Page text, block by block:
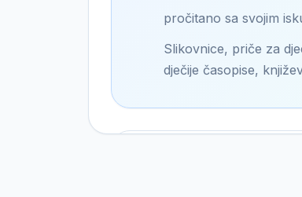
pročitano sa svojim
Slikovnice, priče za
dječije časopise,